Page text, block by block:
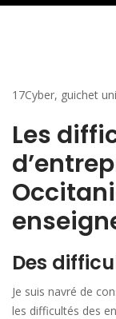
17Cyber, guichet
Les
Des
Je suis navré de
les difficultés des